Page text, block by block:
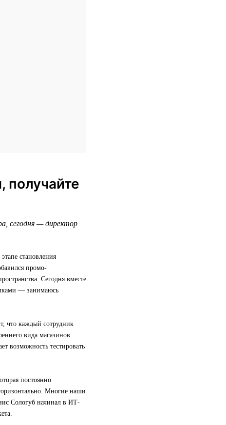
получайте
сегодня — директор
становления
промо-
Сегодня вместе
— занимаюсь
что каждый сотрудник
вида магазинов.
возможность тестировать
постоянно
Многие наши
Сологуб начинал в ИТ-